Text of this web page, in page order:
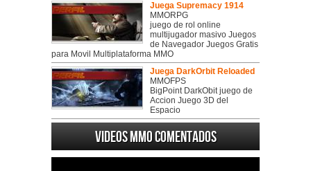
Juega Supremacy 1914
MMORPG
juego de rol online
multijugador masivo Juegos
de Navegador Juegos Gratis
para Movil Multiplataforma MMO
Juega DarkOrbit Reloaded
MMOFPS
BigPoint DarkObit juego de
Accion Juego 3D del
Espacio
Videos MMO Comentados